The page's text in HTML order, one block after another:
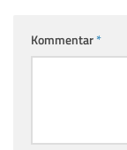
Kommentar*